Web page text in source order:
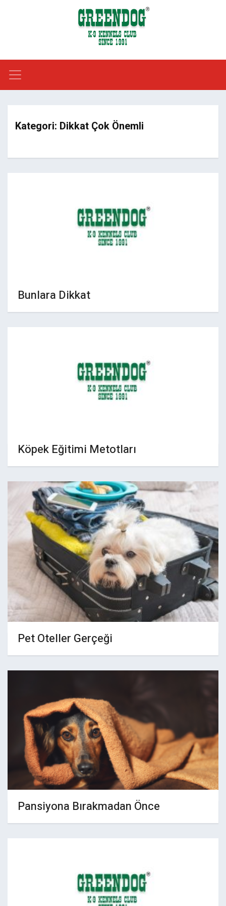
Kategori: Dikkat Çok Önemli
Bunlara Dikkat
Köpek Eğitimi Metotları
Pet Oteller Gerçeği
Pansiyona Bırakmadan Önce